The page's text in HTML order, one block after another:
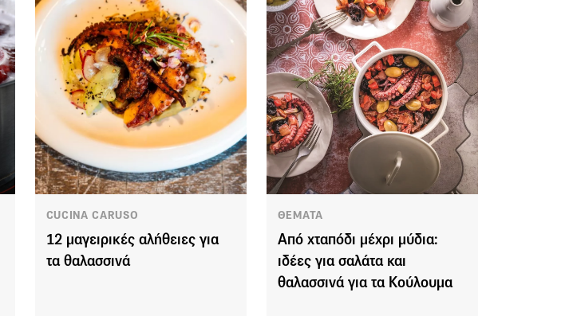
CUCINA CARUSO
12 μαγειρικές αλήθειες για
τα θαλασσινά
ΘΕΜΑΤΑ
Από χταπόδι μέχρι μύδια:
ιδέες για σαλάτα και
θαλασσινά για τα Κούλουμα